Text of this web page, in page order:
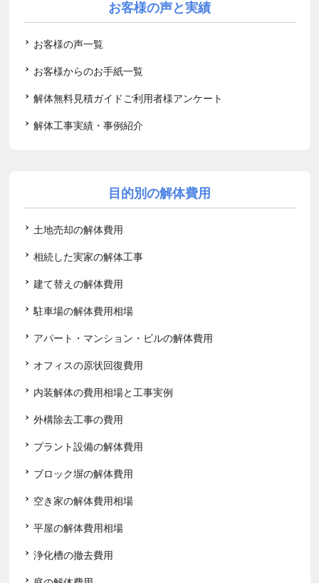
お客様の声と実績
お客様の声一覧
お客様からのお手紙一覧
解体無料見積ガイドご利用者様アンケート
解体工事実績・事例紹介
目的別の解体費用
土地売却の解体費用
相続した実家の解体工事
建て替えの解体費用
駐車場の解体費用相場
アパート・マンション・ビルの解体費用
オフィスの原状回復費用
内装解体の費用相場と工事実例
外構除去工事の費用
プラント設備の解体費用
ブロック塀の解体費用
空き家の解体費用相場
平屋の解体費用相場
浄化槽の撤去費用